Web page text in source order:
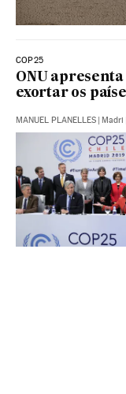
COP25
ONU
exortar os
MANUEL PLANELLES | Madri